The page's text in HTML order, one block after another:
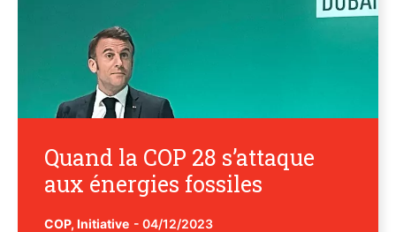
Quand la COP 28 s’attaque
aux énergies fossiles
COP, Initiative - 04/12/2023